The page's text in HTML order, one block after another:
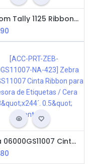
Dascom Tally 1125 Ribbon for Dascom Tally 1125 - Black
Zebra 06000GS11007 Cinta Ribbon para Impresora de Etiquetas / Cera 4.33"x244´. 0.5" Centro